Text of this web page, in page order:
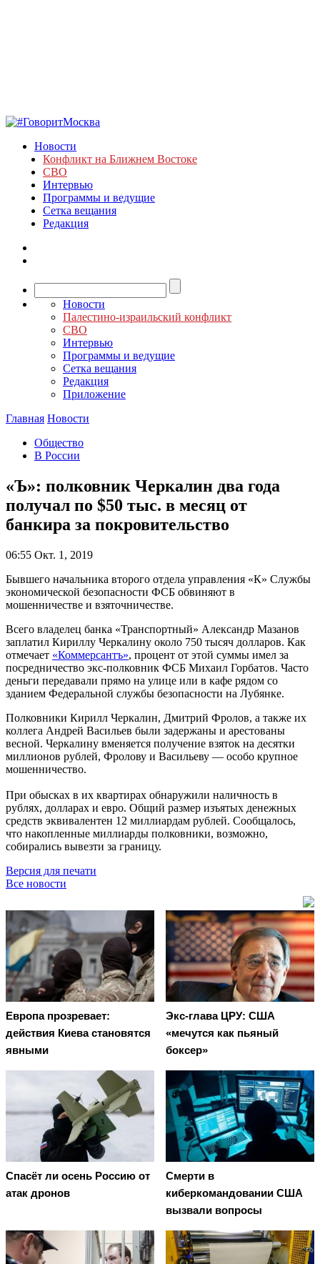
Новости
Конфликт на Ближнем Востоке
СВО
Интервью
Программы и ведущие
Сетка вещания
Редакция
Новости
Палестино-израильский конфликт
СВО
Интервью
Программы и ведущие
Сетка вещания
Редакция
Приложение
Главная Новости
Общество
В России
«Ъ»: полковник Черкалин два года
получал по $50 тыс. в месяц от
банкира за покровительство
06:55 Окт. 1, 2019
Бывшего начальника второго отдела управления «К» Службы
экономической безопасности ФСБ обвиняют в
мошенничестве и взяточничестве.
Всего владелец банка «Транспортный» Александр Мазанов
заплатил Кириллу Черкалину около 750 тысяч долларов. Как
отмечает «Коммерсантъ», процент от этой суммы имел за
посредничество экс-полковник ФСБ Михаил Горбатов. Часто
деньги передавали прямо на улице или в кафе рядом со
зданием Федеральной службы безопасности на Лубянке.
Полковники Кирилл Черкалин, Дмитрий Фролов, а также их
коллега Андрей Васильев были задержаны и арестованы
весной. Черкалину вменяется получение взяток на десятки
миллионов рублей, Фролову и Васильеву — особо крупное
мошенничество.
При обысках в их квартирах обнаружили наличность в
рублях, долларах и евро. Общий размер изъятых денежных
средств эквивалентен 12 миллиардам рублей. Сообщалось,
что накопленные миллиарды полковники, возможно,
собирались вывезти за границу.
Версия для печати
Все новости
Европа прозревает:
действия Киева становятся
явными
Экс-глава ЦРУ: США
«мечутся как пьяный
боксер»
Спасёт ли осень Россию от
атак дронов
Смерти в
киберкомандовании США
вызвали вопросы